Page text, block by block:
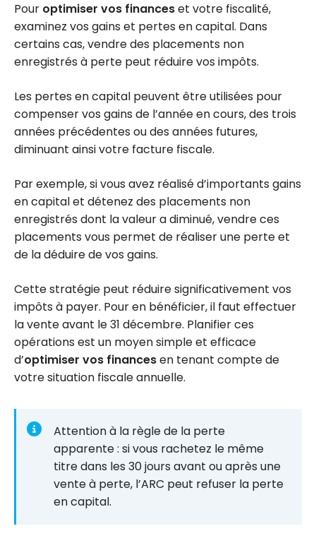
Pour optimiser vos financeset votre fiscalité,
examinez vos gains et pertes en capital. Dans
certains cas, vendre des placements non
enregistrés à perte peut réduire vos impôts.
Les pertes en capital peuvent être utilisées pour
compenser vos gains de l’année en cours, des trois
années précédentes ou des années futures,
diminuant ainsi votre facture fiscale.
Par exemple, si vous avez réalisé d’importants gains
en capital et détenez des placements non
enregistrés dont la valeur a diminué, vendre ces
placements vous permet de réaliser une perte et
de la déduire de vos gains.
Cette stratégie peut réduire significativement vos
impôts à payer. Pour en bénéficier, il faut effectuer
la vente avant le 31 décembre. Planifier ces
opérations est un moyen simple et efficace
d’optimiser vos financesen tenant compte de
votre situation fiscale annuelle.
Attention à la règle de la perte
apparente : si vous rachetez le même
titre dans les 30 jours avant ou après une
vente à perte, l’ARC peut refuser la perte
en capital.